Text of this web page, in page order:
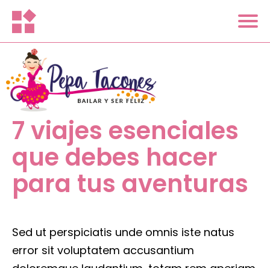
7 viajes esenciales
que debes hacer
para tus aventuras
Sed ut perspiciatis unde omnis iste natus
error sit voluptatem accusantium